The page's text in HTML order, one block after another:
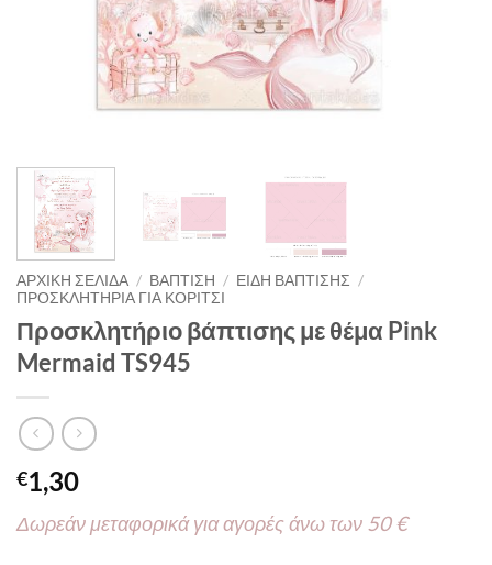
ΑΡΧΙΚΉ ΣΕΛΊΔΑ / ΒΑΠΤΙΣΗ / ΕΙΔΗ ΒΑΠΤΙΣΗΣ /
ΠΡΟΣΚΛΗΤΗΡΙΑ ΓΙΑ ΚΟΡΙΤΣΙ
Προσκλητήριο βάπτισης με θέμα Pink
Mermaid TS945
€1,30
Δωρεάν μεταφορικά για αγορές άνω των 50 €